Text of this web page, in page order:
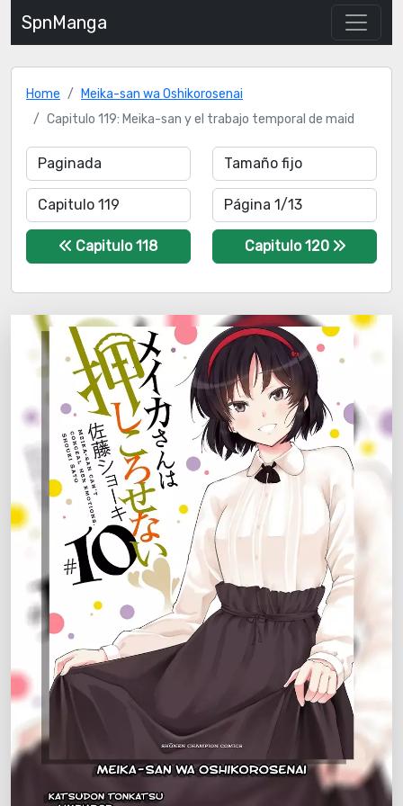
SpnManga
Home
Meika-san wa Oshikorosenai
Capitulo 119: Meika-san y el trabajo temporal de maid
Capitulo 118 Capitulo 120